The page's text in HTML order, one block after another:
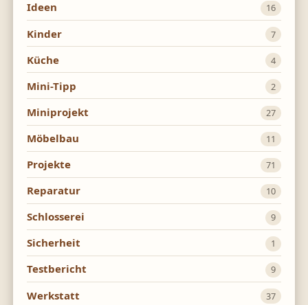
Ideen 16
Kinder 7
Küche 4
Mini-Tipp 2
Miniprojekt 27
Möbelbau 11
Projekte 71
Reparatur 10
Schlosserei 9
Sicherheit 1
Testbericht 9
Werkstatt 37